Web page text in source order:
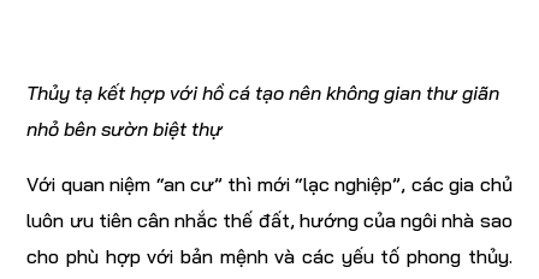
Thủy tạ kết hợp với hồ cá tạo nên không gian thư giãn
nhỏ bên sườn biệt thự
Với quan niệm “an cư” thì mới “lạc nghiệp”, các gia chủ
luôn ưu tiên cân nhắc thế đất, hướng của ngôi nhà sao
cho phù hợp với bản mệnh và các yếu tố phong thủy.